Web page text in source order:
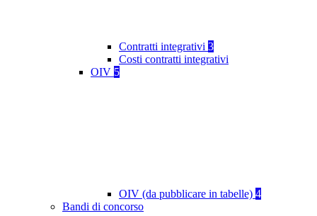
Contratti integrativi 3
Costi contratti integrativi
OIV 5
OIV (da pubblicare in tabelle) 4
Bandi di concorso